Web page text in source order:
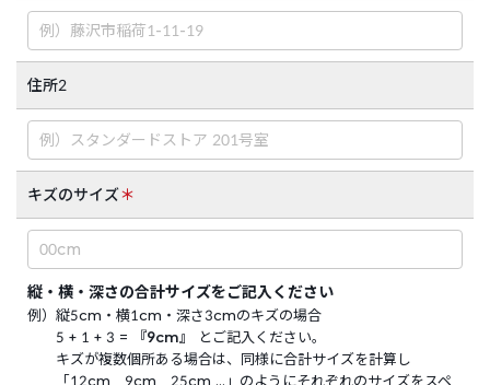
住所2
キズのサイズ＊
縦・横・深さの合計サイズをご記入ください
例） 縦5cm・横1cm・深さ3cmのキズの場合
5 + 1 + 3 =
『9cm』
とご記入ください。
キズが複数個所ある場合は、同様に合計サイズを計算し
「12cm 9cm 25cm …」のようにそれぞれのサイズをスペ